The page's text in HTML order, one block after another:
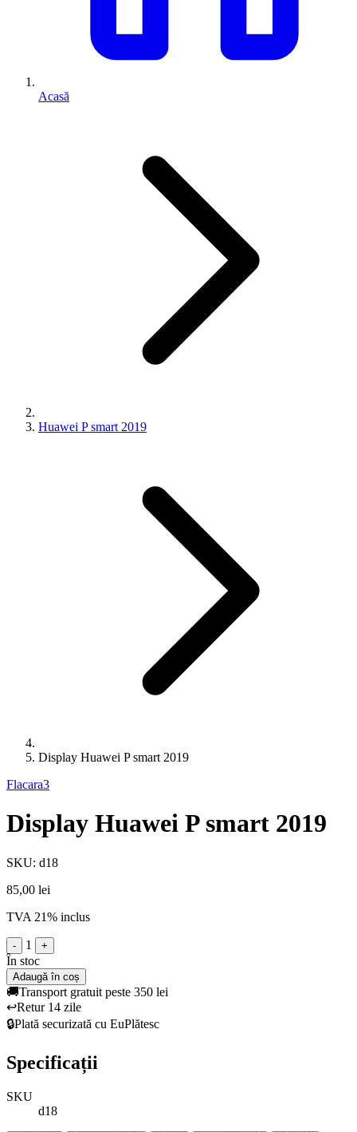
Acasă
Huawei P smart 2019
Display Huawei P smart 2019
Flacara3
Display Huawei P smart 2019
SKU: d18
85,00 lei
TVA 21% inclus
- 1 +
În stoc
Adaugă în coș
🚚Transport gratuit peste 350 lei
↩️Retur 14 zile
🔒Plată securizată cu EuPlătesc
Specificații
SKU
d18